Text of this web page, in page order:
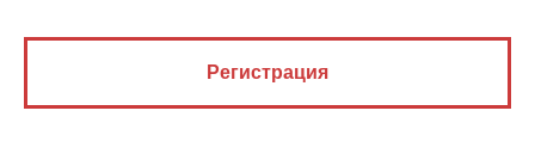
Регистрация